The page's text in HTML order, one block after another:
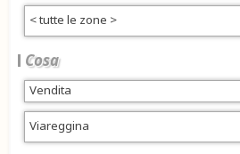
< tutte le zone >
Cosa
Viareggina